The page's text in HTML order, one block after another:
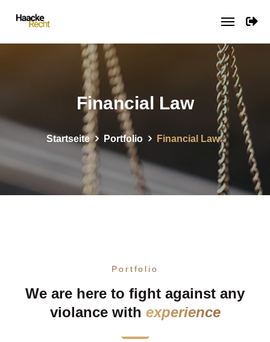
Financial Law
Startseite Portfolio Financial Law
Portfolio
We are here to fight against any
violance with experience